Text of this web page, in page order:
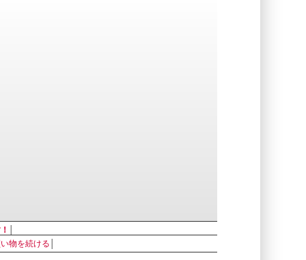
物を続ける